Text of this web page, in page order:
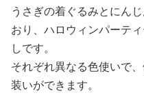
うさぎの着ぐるみとにん
おり、ハロウィンパーテ
しです。
それぞれ異なる色使いで
装いができます。